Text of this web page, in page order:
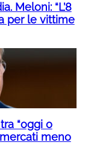
Meloni: “L’8
per le vittime
“oggi o
meno